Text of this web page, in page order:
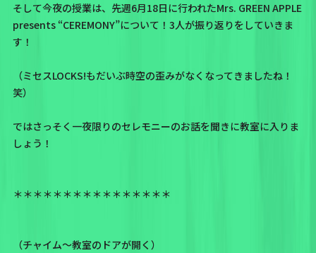
そして今夜の授業は、先週6月18日に行われたMrs. GREEN APPLE
presents “CEREMONY”について！3人が振り返りをしていきま
す！
（ミセスLOCKS!もだいぶ時空の歪みがなくなってきましたね！
笑）
ではさっそく一夜限りのセレモニーのお話を聞きに教室に入りま
しょう！
＊＊＊＊＊＊＊＊＊＊＊＊＊＊＊＊
（チャイム〜教室のドアが開く）